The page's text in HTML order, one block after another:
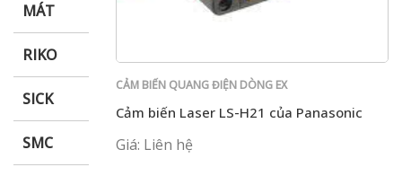
MÁT
RIKO
SICK
SMC
CẢM BIẾN QUANG ĐIỆN DÒNG EX
Cảm biến Laser LS-H21 của Panasonic
Giá: Liên hệ